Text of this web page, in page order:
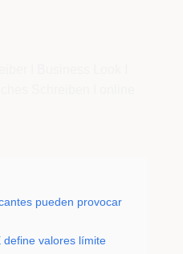
pueden provocar
define valores límite